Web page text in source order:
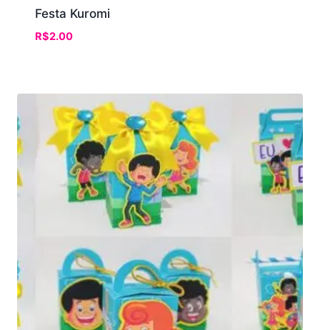
Festa Kuromi
R$2.00